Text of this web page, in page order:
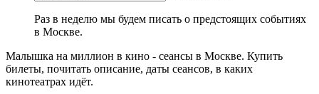
Раз в неделю мы будем писать о предстоящих событиях
в Москве.
Малышка на миллион в кино - сеансы в Москве. Купить
билеты, почитать описание, даты сеансов, в каких
кинотеатрах идёт.